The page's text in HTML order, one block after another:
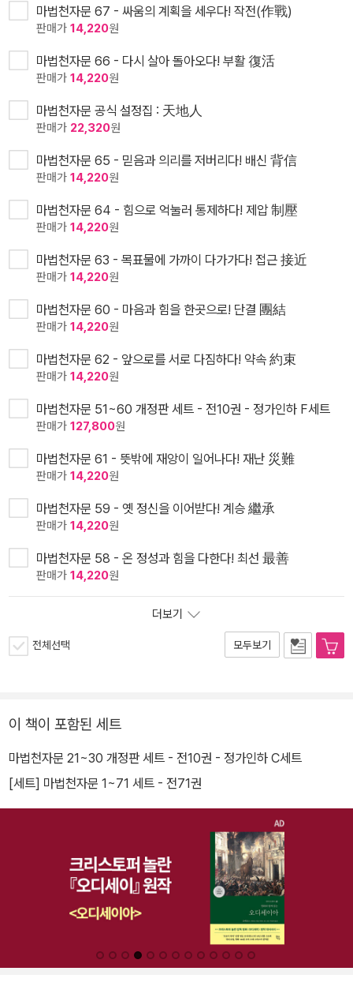
마법천자문 67 - 싸움의 계획을 세우다! 작전(作戰)
판매가 14,220원
마법천자문 66 - 다시 살아 돌아오다! 부활 復活
판매가 14,220원
마법천자문 공식 설정집 : 天地人
판매가 22,320원
마법천자문 65 - 믿음과 의리를 저버리다! 배신 背信
판매가 14,220원
마법천자문 64 - 힘으로 억눌러 통제하다! 제압 制壓
판매가 14,220원
마법천자문 63 - 목표물에 가까이 다가가다! 접근 接近
판매가 14,220원
마법천자문 60 - 마음과 힘을 한곳으로! 단결 團結
판매가 14,220원
마법천자문 62 - 앞으로를 서로 다짐하다! 약속 約束
판매가 14,220원
마법천자문 51~60 개정판 세트 - 전10권 - 정가인하 F세트
판매가 127,800원
마법천자문 61 - 뜻밖에 재앙이 일어나다! 재난 災難
판매가 14,220원
마법천자문 59 - 옛 정신을 이어받다! 계승 繼承
판매가 14,220원
마법천자문 58 - 온 정성과 힘을 다한다! 최선 最善
판매가 14,220원
더보기
전체선택 모두보기
이 책이 포함된 세트
마법천자문 21~30 개정판 세트 - 전10권 - 정가인하 C세트
[세트] 마법천자문 1~71 세트 - 전71권